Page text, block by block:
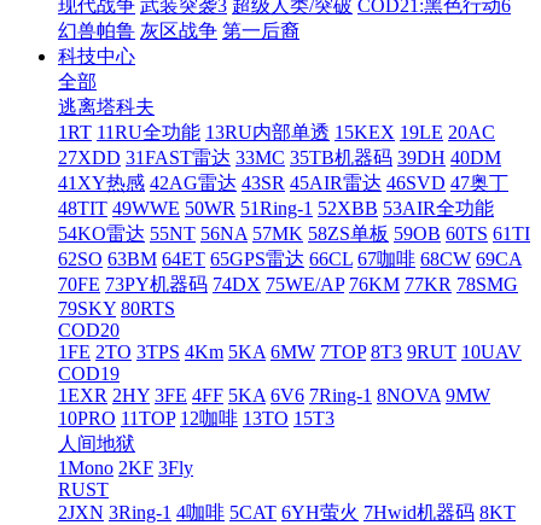
现代战争 武装突袭3 超级人类/突破 COD21:黑色行动6
幻兽帕鲁 灰区战争 第一后裔
科技中心
全部
逃离塔科夫
1RT 11RU全功能 13RU内部单透 15KEX 19LE 20AC
27XDD 31FAST雷达 33MC 35TB机器码 39DH 40DM
41XY热感 42AG雷达 43SR 45AIR雷达 46SVD 47奥丁
48TIT 49WWE 50WR 51Ring-1 52XBB 53AIR全功能
54KO雷达 55NT 56NA 57MK 58ZS单板 59OB 60TS 61TI
62SO 63BM 64ET 65GPS雷达 66CL 67咖啡 68CW 69CA
70FE 73PY机器码 74DX 75WE/AP 76KM 77KR 78SMG
79SKY 80RTS
COD20
1FE 2TO 3TPS 4Km 5KA 6MW 7TOP 8T3 9RUT 10UAV
COD19
1EXR 2HY 3FE 4FF 5KA 6V6 7Ring-1 8NOVA 9MW
10PRO 11TOP 12咖啡 13TO 15T3
人间地狱
1Mono 2KF 3Fly
RUST
2JXN 3Ring-1 4咖啡 5CAT 6YH萤火 7Hwid机器码 8KT